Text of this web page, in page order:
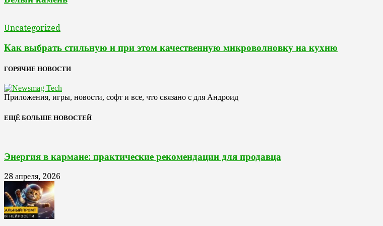
Uncategorized
Как выбрать стильную и при этом качественную микроволновку на кухню
ГОРЯЧИЕ НОВОСТИ
Приложения, игры, новости, софт и все, что связано с для Андроид
ЕЩЁ БОЛЬШЕ НОВОСТЕЙ
Энергия в кармане: практические рекомендации для продавца
28 апреля, 2026